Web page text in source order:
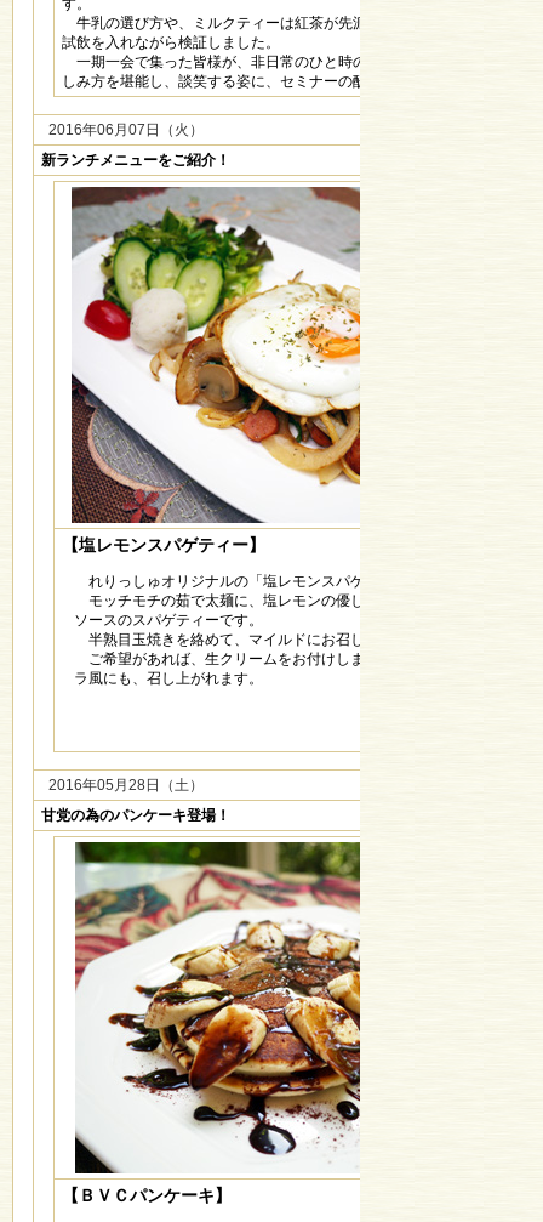
す。
牛乳の選び方や、ミルクティーは紅茶が先派か、ミルクが先派か、
試飲を入れながら検証しました。
一期一会で集った皆様が、非日常のひと時の中で、紅茶の魅力や楽
しみ方を堪能し、談笑する姿に、セミナーの醍醐味を感じました。
2016年06月07日（火）
新ランチメニューをご紹介！
【塩レモンスパゲティー】
れりっしゅオリジナルの「塩レモンスパゲティー」
モッチモチの茹で太麺に、塩レモンの優しい酸味が加わった塩
ソースのスパゲティーです。
半熟目玉焼きを絡めて、マイルドにお召し上がりください。
ご希望があれば、生クリームをお付けしますので、カルボナー
ラ風にも、召し上がれます。
2016年05月28日（土）
甘党の為のパンケーキ登場！
【ＢＶＣパンケーキ】